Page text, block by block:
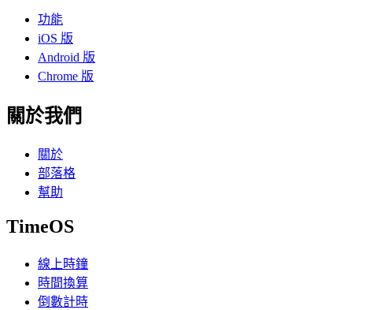
功能
iOS 版
Android 版
Chrome 版
關於我們
關於
部落格
幫助
TimeOS
線上時鐘
時間換算
倒數計時